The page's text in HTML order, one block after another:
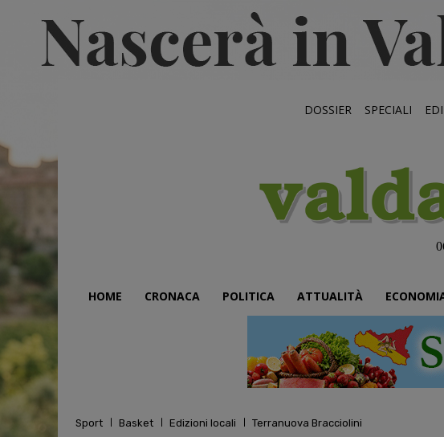
DOSSIER SPECIALI
HOME CRONACA POLITICA ATTUALITÀ
Sport Basket Edizioni locali Terranuova Bracciolini